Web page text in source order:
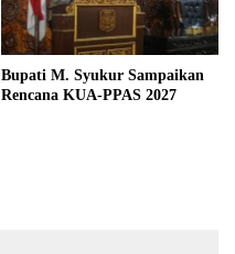
Bupati M. Syukur Sampaikan
Rencana KUA-PPAS 2027